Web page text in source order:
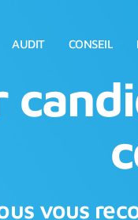
AUDIT CONSEIL
vous